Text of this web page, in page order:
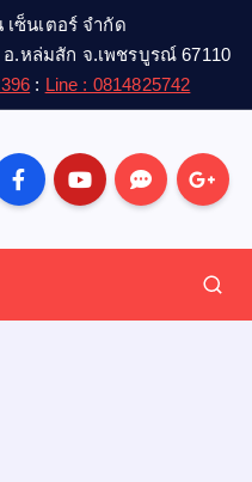
ซ็นเตอร์ จำกัด
.หล่มสัก จ.เพชรบูรณ์ 67110
: Line : 0814825742